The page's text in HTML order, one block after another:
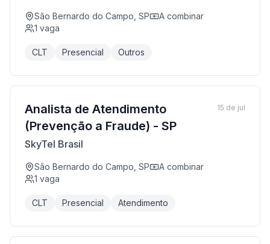
São Bernardo do Campo, SP
A combinar
1 vaga
CLT Presencial Outros
Analista de Atendimento
(Prevenção a Fraude) - SP
SkyTel Brasil
São Bernardo do Campo, SP
A combinar
1 vaga
CLT Presencial Atendimento
15 de jul